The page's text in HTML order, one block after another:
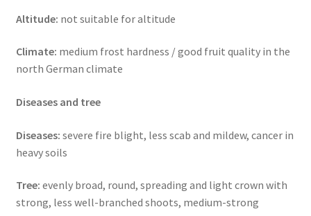
Altitude: not suitable for altitude
Climate: medium frost hardness / good fruit quality in the
north German climate
Diseases and tree
Diseases: severe fire blight, less scab and mildew, cancer in
heavy soils
Tree: evenly broad, round, spreading and light crown with
strong, less well-branched shoots, medium-strong